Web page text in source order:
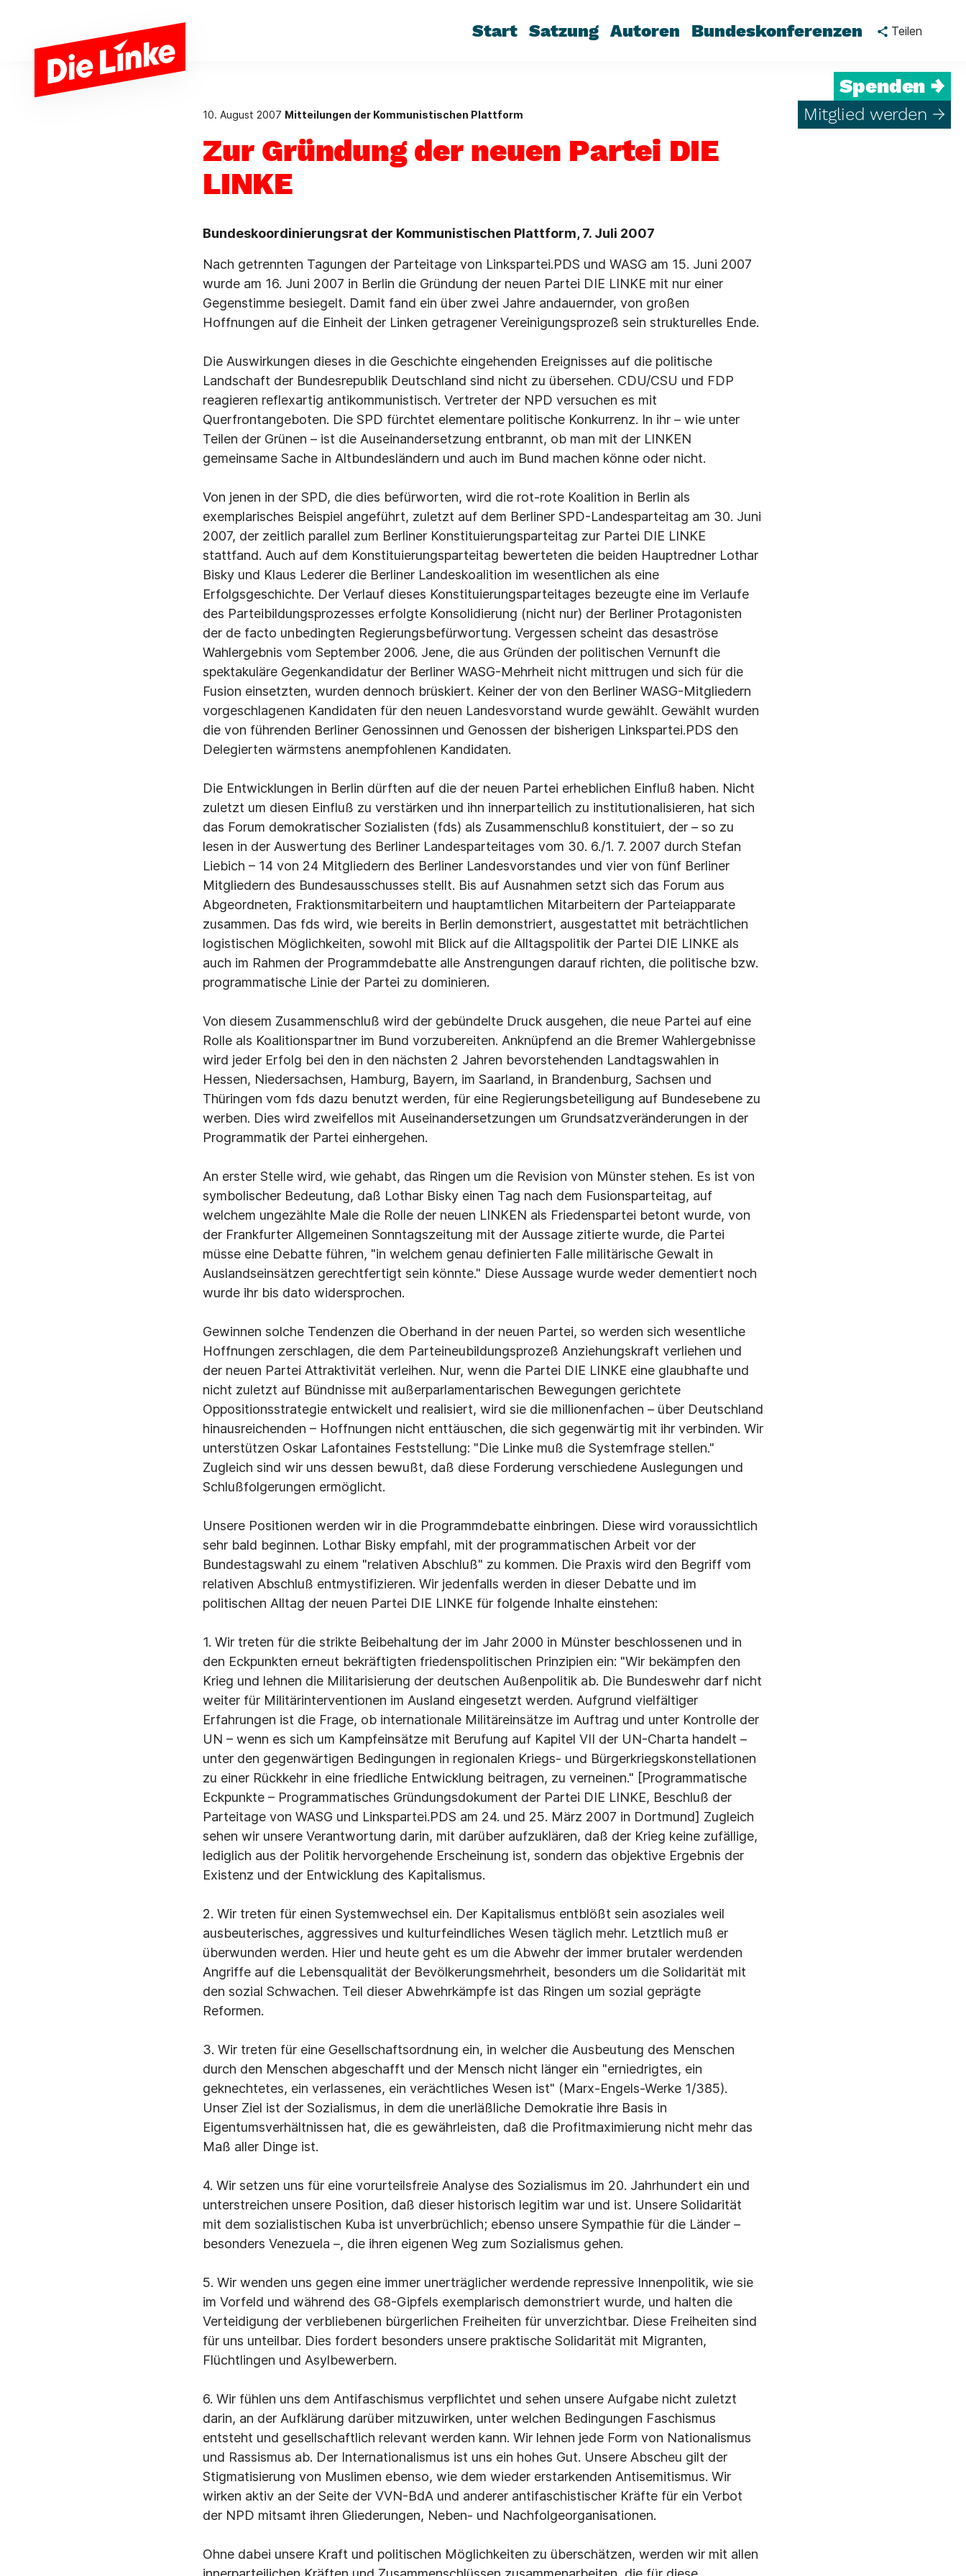
Start Satzung Autoren Bundeskonferenzen Teilen
Spenden →
Mitglied werden →
10. August 2007 Mitteilungen der Kommunistischen Plattform
Zur Gründung der neuen Partei DIE
LINKE
Bundeskoordinierungsrat der Kommunistischen Plattform, 7. Juli 2007
Nach getrennten Tagungen der Parteitage von Linkspartei.PDS und WASG am 15. Juni 2007
wurde am 16. Juni 2007 in Berlin die Gründung der neuen Partei DIE LINKE mit nur einer
Gegenstimme besiegelt. Damit fand ein über zwei Jahre andauernder, von großen
Hoffnungen auf die Einheit der Linken getragener Vereinigungsprozeß sein strukturelles Ende.
Die Auswirkungen dieses in die Geschichte eingehenden Ereignisses auf die politische
Landschaft der Bundesrepublik Deutschland sind nicht zu übersehen. CDU/CSU und FDP
reagieren reflexartig antikommunistisch. Vertreter der NPD versuchen es mit
Querfrontangeboten. Die SPD fürchtet elementare politische Konkurrenz. In ihr – wie unter
Teilen der Grünen – ist die Auseinandersetzung entbrannt, ob man mit der LINKEN
gemeinsame Sache in Altbundesländern und auch im Bund machen könne oder nicht.
Von jenen in der SPD, die dies befürworten, wird die rot-rote Koalition in Berlin als
exemplarisches Beispiel angeführt, zuletzt auf dem Berliner SPD-Landesparteitag am 30. Juni
2007, der zeitlich parallel zum Berliner Konstituierungsparteitag zur Partei DIE LINKE
stattfand. Auch auf dem Konstituierungsparteitag bewerteten die beiden Hauptredner Lothar
Bisky und Klaus Lederer die Berliner Landeskoalition im wesentlichen als eine
Erfolgsgeschichte. Der Verlauf dieses Konstituierungsparteitages bezeugte eine im Verlaufe
des Parteibildungsprozesses erfolgte Konsolidierung (nicht nur) der Berliner Protagonisten
der de facto unbedingten Regierungsbefürwortung. Vergessen scheint das desaströse
Wahlergebnis vom September 2006. Jene, die aus Gründen der politischen Vernunft die
spektakuläre Gegenkandidatur der Berliner WASG-Mehrheit nicht mittrugen und sich für die
Fusion einsetzten, wurden dennoch brüskiert. Keiner der von den Berliner WASG-Mitgliedern
vorgeschlagenen Kandidaten für den neuen Landesvorstand wurde gewählt. Gewählt wurden
die von führenden Berliner Genossinnen und Genossen der bisherigen Linkspartei.PDS den
Delegierten wärmstens anempfohlenen Kandidaten.
Die Entwicklungen in Berlin dürften auf die der neuen Partei erheblichen Einfluß haben. Nicht
zuletzt um diesen Einfluß zu verstärken und ihn innerparteilich zu institutionalisieren, hat sich
das Forum demokratischer Sozialisten (fds) als Zusammenschluß konstituiert, der – so zu
lesen in der Auswertung des Berliner Landesparteitages vom 30. 6./1. 7. 2007 durch Stefan
Liebich – 14 von 24 Mitgliedern des Berliner Landesvorstandes und vier von fünf Berliner
Mitgliedern des Bundesausschusses stellt. Bis auf Ausnahmen setzt sich das Forum aus
Abgeordneten, Fraktionsmitarbeitern und hauptamtlichen Mitarbeitern der Parteiapparate
zusammen. Das fds wird, wie bereits in Berlin demonstriert, ausgestattet mit beträchtlichen
logistischen Möglichkeiten, sowohl mit Blick auf die Alltagspolitik der Partei DIE LINKE als
auch im Rahmen der Programmdebatte alle Anstrengungen darauf richten, die politische bzw.
programmatische Linie der Partei zu dominieren.
Von diesem Zusammenschluß wird der gebündelte Druck ausgehen, die neue Partei auf eine
Rolle als Koalitionspartner im Bund vorzubereiten. Anknüpfend an die Bremer Wahlergebnisse
wird jeder Erfolg bei den in den nächsten 2 Jahren bevorstehenden Landtagswahlen in
Hessen, Niedersachsen, Hamburg, Bayern, im Saarland, in Brandenburg, Sachsen und
Thüringen vom fds dazu benutzt werden, für eine Regierungsbeteiligung auf Bundesebene zu
werben. Dies wird zweifellos mit Auseinandersetzungen um Grundsatzveränderungen in der
Programmatik der Partei einhergehen.
An erster Stelle wird, wie gehabt, das Ringen um die Revision von Münster stehen. Es ist von
symbolischer Bedeutung, daß Lothar Bisky einen Tag nach dem Fusionsparteitag, auf
welchem ungezählte Male die Rolle der neuen LINKEN als Friedenspartei betont wurde, von
der Frankfurter Allgemeinen Sonntagszeitung mit der Aussage zitierte wurde, die Partei
müsse eine Debatte führen, "in welchem genau definierten Falle militärische Gewalt in
Auslandseinsätzen gerechtfertigt sein könnte." Diese Aussage wurde weder dementiert noch
wurde ihr bis dato widersprochen.
Gewinnen solche Tendenzen die Oberhand in der neuen Partei, so werden sich wesentliche
Hoffnungen zerschlagen, die dem Parteineubildungsprozeß Anziehungskraft verliehen und
der neuen Partei Attraktivität verleihen. Nur, wenn die Partei DIE LINKE eine glaubhafte und
nicht zuletzt auf Bündnisse mit außerparlamentarischen Bewegungen gerichtete
Oppositionsstrategie entwickelt und realisiert, wird sie die millionenfachen – über Deutschland
hinausreichenden – Hoffnungen nicht enttäuschen, die sich gegenwärtig mit ihr verbinden. Wir
unterstützen Oskar Lafontaines Feststellung: "Die Linke muß die Systemfrage stellen."
Zugleich sind wir uns dessen bewußt, daß diese Forderung verschiedene Auslegungen und
Schlußfolgerungen ermöglicht.
Unsere Positionen werden wir in die Programmdebatte einbringen. Diese wird voraussichtlich
sehr bald beginnen. Lothar Bisky empfahl, mit der programmatischen Arbeit vor der
Bundestagswahl zu einem "relativen Abschluß" zu kommen. Die Praxis wird den Begriff vom
relativen Abschluß entmystifizieren. Wir jedenfalls werden in dieser Debatte und im
politischen Alltag der neuen Partei DIE LINKE für folgende Inhalte einstehen:
1. Wir treten für die strikte Beibehaltung der im Jahr 2000 in Münster beschlossenen und in
den Eckpunkten erneut bekräftigten friedenspolitischen Prinzipien ein: "Wir bekämpfen den
Krieg und lehnen die Militarisierung der deutschen Außenpolitik ab. Die Bundeswehr darf nicht
weiter für Militärinterventionen im Ausland eingesetzt werden. Aufgrund vielfältiger
Erfahrungen ist die Frage, ob internationale Militäreinsätze im Auftrag und unter Kontrolle der
UN – wenn es sich um Kampfeinsätze mit Berufung auf Kapitel VII der UN-Charta handelt –
unter den gegenwärtigen Bedingungen in regionalen Kriegs- und Bürgerkriegskonstellationen
zu einer Rückkehr in eine friedliche Entwicklung beitragen, zu verneinen." [Programmatische
Eckpunkte – Programmatisches Gründungsdokument der Partei DIE LINKE, Beschluß der
Parteitage von WASG und Linkspartei.PDS am 24. und 25. März 2007 in Dortmund] Zugleich
sehen wir unsere Verantwortung darin, mit darüber aufzuklären, daß der Krieg keine zufällige,
lediglich aus der Politik hervorgehende Erscheinung ist, sondern das objektive Ergebnis der
Existenz und der Entwicklung des Kapitalismus.
2. Wir treten für einen Systemwechsel ein. Der Kapitalismus entblößt sein asoziales weil
ausbeuterisches, aggressives und kulturfeindliches Wesen täglich mehr. Letztlich muß er
überwunden werden. Hier und heute geht es um die Abwehr der immer brutaler werdenden
Angriffe auf die Lebensqualität der Bevölkerungsmehrheit, besonders um die Solidarität mit
den sozial Schwachen. Teil dieser Abwehrkämpfe ist das Ringen um sozial geprägte
Reformen.
3. Wir treten für eine Gesellschaftsordnung ein, in welcher die Ausbeutung des Menschen
durch den Menschen abgeschafft und der Mensch nicht länger ein "erniedrigtes, ein
geknechtetes, ein verlassenes, ein verächtliches Wesen ist" (Marx-Engels-Werke 1/385).
Unser Ziel ist der Sozialismus, in dem die unerläßliche Demokratie ihre Basis in
Eigentumsverhältnissen hat, die es gewährleisten, daß die Profitmaximierung nicht mehr das
Maß aller Dinge ist.
4. Wir setzen uns für eine vorurteilsfreie Analyse des Sozialismus im 20. Jahrhundert ein und
unterstreichen unsere Position, daß dieser historisch legitim war und ist. Unsere Solidarität
mit dem sozialistischen Kuba ist unverbrüchlich; ebenso unsere Sympathie für die Länder –
besonders Venezuela –, die ihren eigenen Weg zum Sozialismus gehen.
5. Wir wenden uns gegen eine immer unerträglicher werdende repressive Innenpolitik, wie sie
im Vorfeld und während des G8-Gipfels exemplarisch demonstriert wurde, und halten die
Verteidigung der verbliebenen bürgerlichen Freiheiten für unverzichtbar. Diese Freiheiten sind
für uns unteilbar. Dies fordert besonders unsere praktische Solidarität mit Migranten,
Flüchtlingen und Asylbewerbern.
6. Wir fühlen uns dem Antifaschismus verpflichtet und sehen unsere Aufgabe nicht zuletzt
darin, an der Aufklärung darüber mitzuwirken, unter welchen Bedingungen Faschismus
entsteht und gesellschaftlich relevant werden kann. Wir lehnen jede Form von Nationalismus
und Rassismus ab. Der Internationalismus ist uns ein hohes Gut. Unsere Abscheu gilt der
Stigmatisierung von Muslimen ebenso, wie dem wieder erstarkenden Antisemitismus. Wir
wirken aktiv an der Seite der VVN-BdA und anderer antifaschistischer Kräfte für ein Verbot
der NPD mitsamt ihren Gliederungen, Neben- und Nachfolgeorganisationen.
Ohne dabei unsere Kraft und politischen Möglichkeiten zu überschätzen, werden wir mit allen